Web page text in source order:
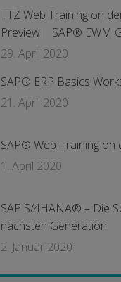
TTZ Web Training on
Preview | SAP® EWM
29. April 2020
SAP® ERP Basics
21. April 2020
SAP® Web-Training on
1. April 2020
SAP S/4HANA® – Die
nächsten Generation
2. Januar 2020